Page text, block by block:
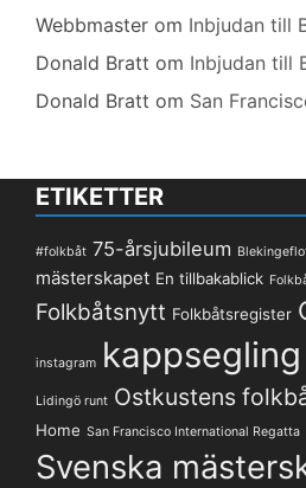
Webbmaster om Inbjudan till
Donald Bratt om Inbjudan till
Donald Bratt om San
ETIKETTER
#folkbåt 75-årsjubileum
mästerskapet En tillbakablick
Folkbåtsnytt Folkbåtsregister
instagram kappsegling
Lidingö runt Ostkustens
Home San Francisco International Regatta
Svenska